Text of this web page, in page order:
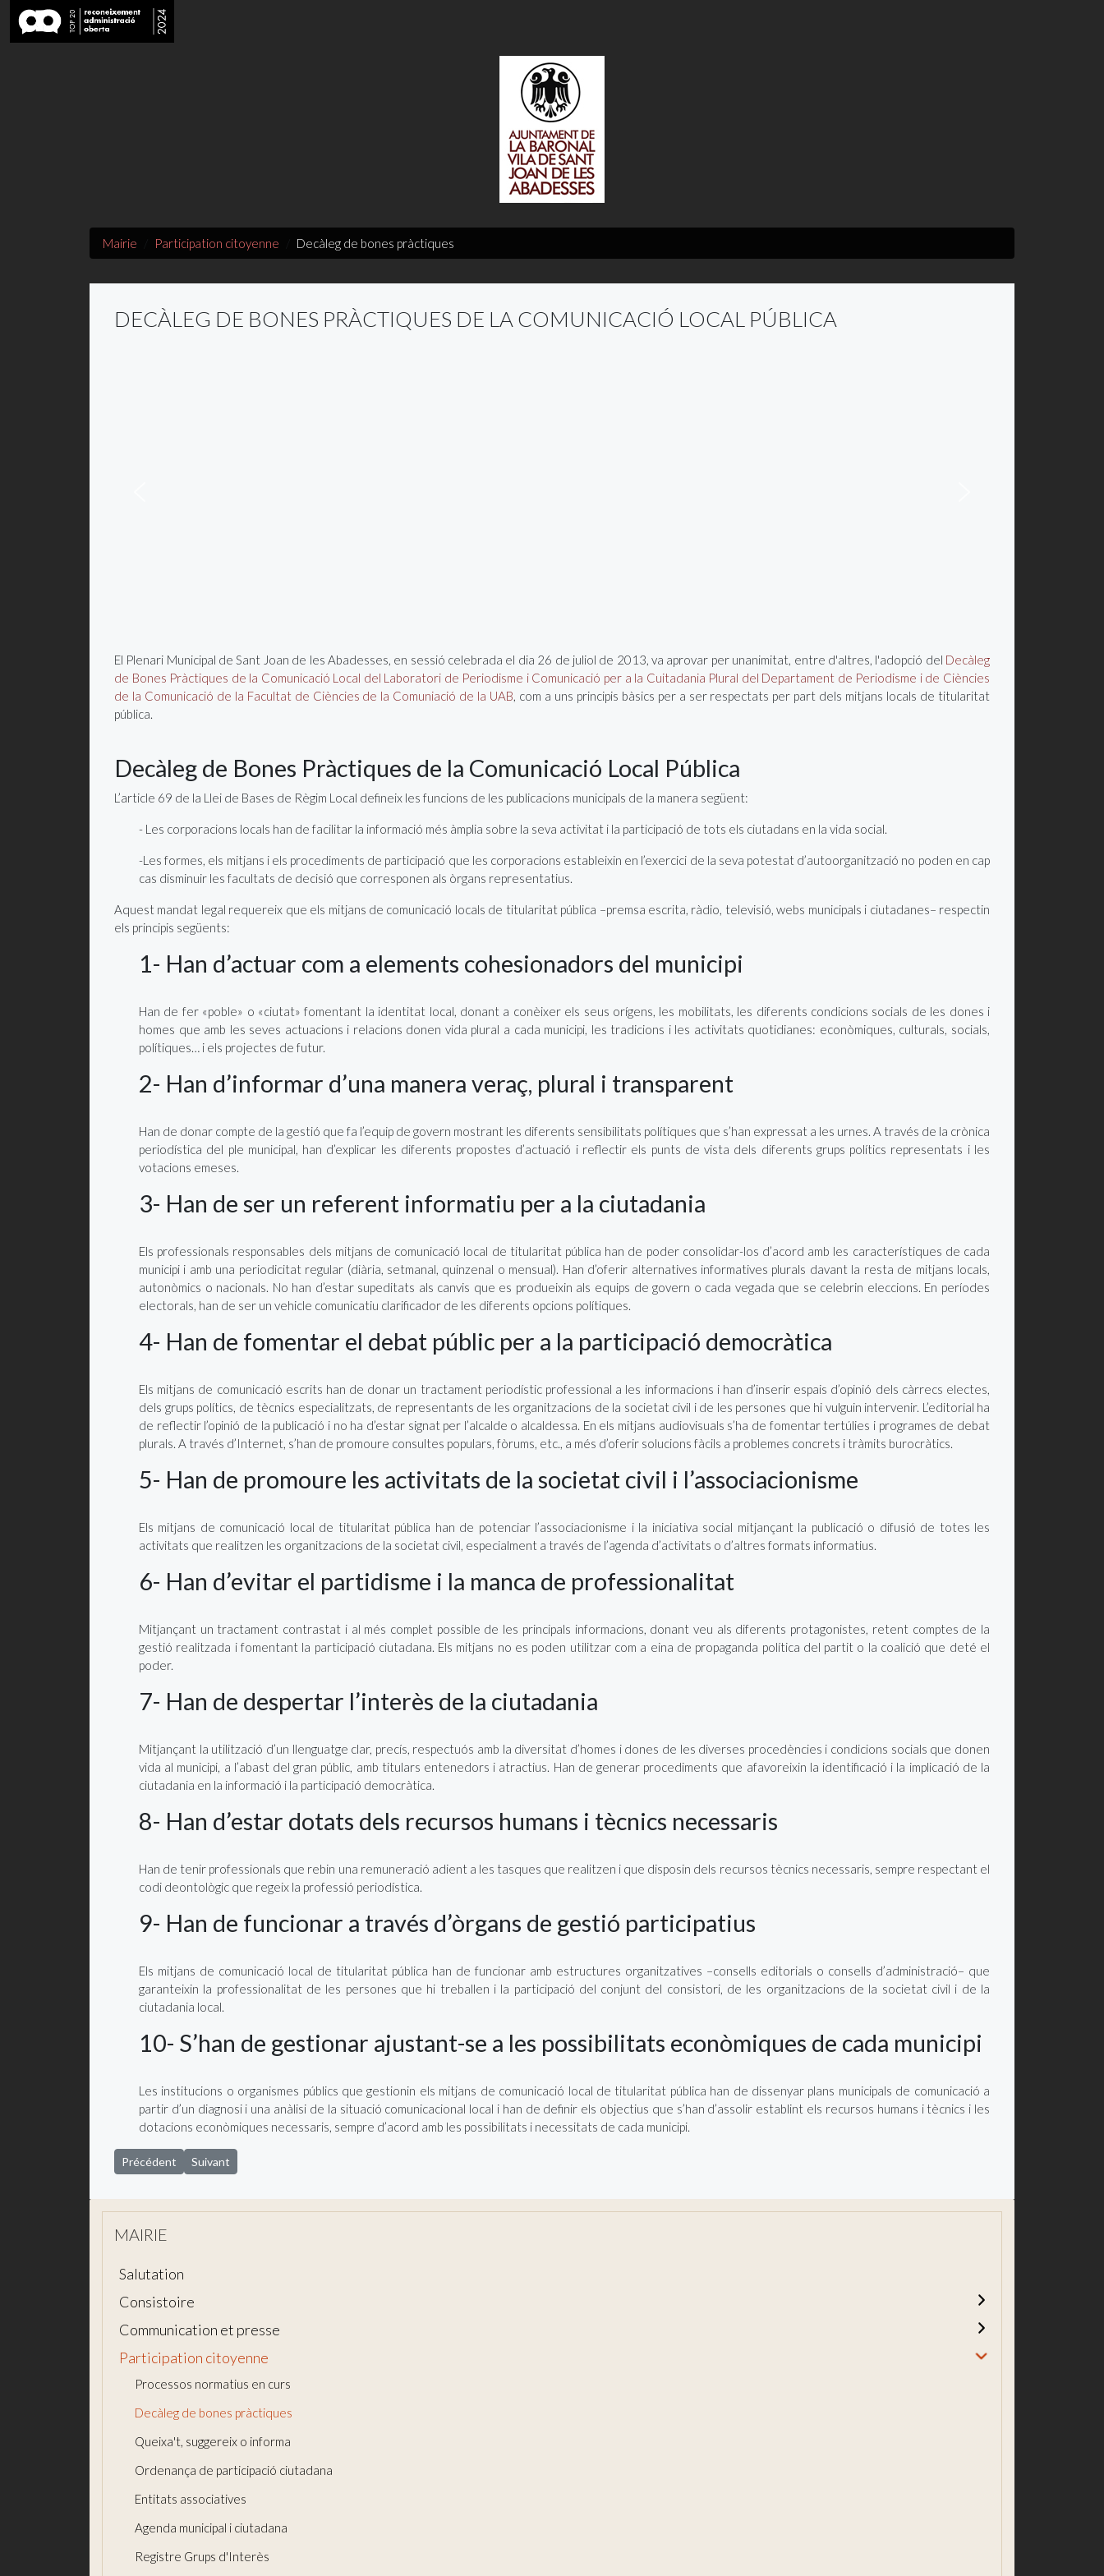
Mairie Participation citoyenne Decàleg de bones pràctiques
DECÀLEG DE BONES PRÀCTIQUES DE LA COMUNICACIÓ LOCAL PÚBLICA
El Plenari Municipal de Sant Joan de les Abadesses, en sessió celebrada el dia 26 de juliol de 2013, va aprovar per unanimitat, entre d'altres, l'adopció del Decàleg
de Bones Pràctiques de la Comunicació Local del Laboratori de Periodisme i Comunicació per a la Cuitadania Plural del Departament de Periodisme i de Ciències
de la Comunicació de la Facultat de Ciències de la Comuniació de la UAB, com a uns principis bàsics per a ser respectats per part dels mitjans locals de titularitat
pública.
Decàleg de Bones Pràctiques de la Comunicació Local Pública
L’article 69 de la Llei de Bases de Règim Local defineix les funcions de les publicacions municipals de la manera següent:
- Les corporacions locals han de facilitar la informació més àmplia sobre la seva activitat i la participació de tots els ciutadans en la vida social.
-Les formes, els mitjans i els procediments de participació que les corporacions estableixin en l’exercici de la seva potestat d’autoorganització no poden en cap
cas disminuir les facultats de decisió que corresponen als òrgans representatius.
Aquest mandat legal requereix que els mitjans de comunicació locals de titularitat pública –premsa escrita, ràdio, televisió, webs municipals i ciutadanes– respectin
els principis següents:
1- Han d’actuar com a elements cohesionadors del municipi
Han de fer «poble» o «ciutat» fomentant la identitat local, donant a conèixer els seus orígens, les mobilitats, les diferents condicions socials de les dones i
homes que amb les seves actuacions i relacions donen vida plural a cada municipi, les tradicions i les activitats quotidianes: econòmiques, culturals, socials,
polítiques… i els projectes de futur.
2- Han d’informar d’una manera veraç, plural i transparent
Han de donar compte de la gestió que fa l’equip de govern mostrant les diferents sensibilitats polítiques que s’han expressat a les urnes. A través de la crònica
periodística del ple municipal, han d’explicar les diferents propostes d’actuació i reflectir els punts de vista dels diferents grups polítics representats i les
votacions emeses.
3- Han de ser un referent informatiu per a la ciutadania
Els professionals responsables dels mitjans de comunicació local de titularitat pública han de poder consolidar-los d’acord amb les característiques de cada
municipi i amb una periodicitat regular (diària, setmanal, quinzenal o mensual). Han d’oferir alternatives informatives plurals davant la resta de mitjans locals,
autonòmics o nacionals. No han d’estar supeditats als canvis que es produeixin als equips de govern o cada vegada que se celebrin eleccions. En períodes
electorals, han de ser un vehicle comunicatiu clarificador de les diferents opcions polítiques.
4- Han de fomentar el debat públic per a la participació democràtica
Els mitjans de comunicació escrits han de donar un tractament periodístic professional a les informacions i han d’inserir espais d’opinió dels càrrecs electes,
dels grups polítics, de tècnics especialitzats, de representants de les organitzacions de la societat civil i de les persones que hi vulguin intervenir. L’editorial ha
de reflectir l’opinió de la publicació i no ha d’estar signat per l’alcalde o alcaldessa. En els mitjans audiovisuals s’ha de fomentar tertúlies i programes de debat
plurals. A través d’Internet, s’han de promoure consultes populars, fòrums, etc., a més d’oferir solucions fàcils a problemes concrets i tràmits burocràtics.
5- Han de promoure les activitats de la societat civil i l’associacionisme
Els mitjans de comunicació local de titularitat pública han de potenciar l’associacionisme i la iniciativa social mitjançant la publicació o difusió de totes les
activitats que realitzen les organitzacions de la societat civil, especialment a través de l’agenda d’activitats o d’altres formats informatius.
6- Han d’evitar el partidisme i la manca de professionalitat
Mitjançant un tractament contrastat i al més complet possible de les principals informacions, donant veu als diferents protagonistes, retent comptes de la
gestió realitzada i fomentant la participació ciutadana. Els mitjans no es poden utilitzar com a eina de propaganda política del partit o la coalició que deté el
poder.
7- Han de despertar l’interès de la ciutadania
Mitjançant la utilització d’un llenguatge clar, precís, respectuós amb la diversitat d’homes i dones de les diverses procedències i condicions socials que donen
vida al municipi, a l’abast del gran públic, amb titulars entenedors i atractius. Han de generar procediments que afavoreixin la identificació i la implicació de la
ciutadania en la informació i la participació democràtica.
8- Han d’estar dotats dels recursos humans i tècnics necessaris
Han de tenir professionals que rebin una remuneració adient a les tasques que realitzen i que disposin dels recursos tècnics necessaris, sempre respectant el
codi deontològic que regeix la professió periodística.
9- Han de funcionar a través d’òrgans de gestió participatius
Els mitjans de comunicació local de titularitat pública han de funcionar amb estructures organitzatives –consells editorials o consells d’administració– que
garanteixin la professionalitat de les persones que hi treballen i la participació del conjunt del consistori, de les organitzacions de la societat civil i de la
ciutadania local.
10- S’han de gestionar ajustant-se a les possibilitats econòmiques de cada municipi
Les institucions o organismes públics que gestionin els mitjans de comunicació local de titularitat pública han de dissenyar plans municipals de comunicació a
partir d’un diagnosi i una anàlisi de la situació comunicacional local i han de definir els objectius que s’han d’assolir establint els recursos humans i tècnics i les
dotacions econòmiques necessaris, sempre d’acord amb les possibilitats i necessitats de cada municipi.
Article précédent : Participació ciutadana en processos normatius
Précédent Article suivant : Participació ciutadana
Suivant
MAIRIE
Salutation
Consistoire
Communication et presse
Participation citoyenne
Processos normatius en curs
Decàleg de bones pràctiques
Queixa't, suggereix o informa
Ordenança de participació ciutadana
Entitats associatives
Agenda municipal i ciutadana
Registre Grups d'Interès